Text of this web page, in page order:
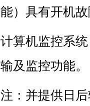
能）具有开机故
计算机监控系统
输及监控功能。
注：并提供日